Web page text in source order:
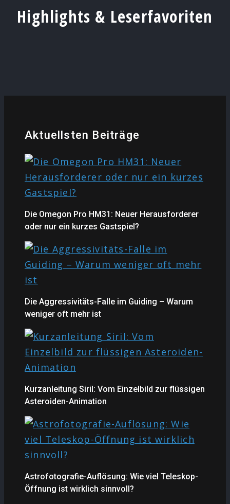
Highlights & Leserfavoriten
Aktuellsten Beiträge
Die Omegon Pro HM31: Neuer Herausforderer
oder nur ein kurzes Gastspiel?
Die Aggressivitäts-Falle im Guiding – Warum
weniger oft mehr ist
Kurzanleitung Siril: Vom Einzelbild zur flüssigen
Asteroiden-Animation
Astrofotografie-Auflösung: Wie viel Teleskop-
Öffnung ist wirklich sinnvoll?